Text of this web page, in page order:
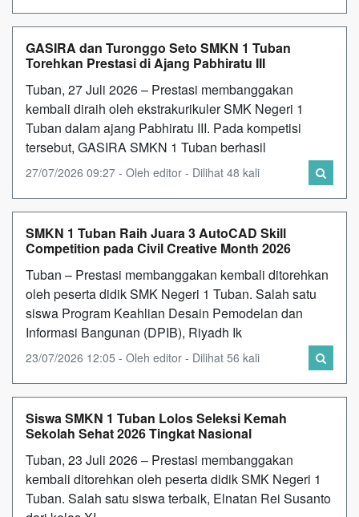
GASIRA dan Turonggo Seto SMKN 1 Tuban
Torehkan Prestasi di Ajang Pabhiratu III
Tuban, 27 Juli 2026 – Prestasi membanggakan
kembali diraih oleh ekstrakurikuler SMK Negeri 1
Tuban dalam ajang Pabhiratu III. Pada kompetisi
tersebut, GASIRA SMKN 1 Tuban berhasil
27/07/2026 09:27 - Oleh editor - Dilihat 48 kali
SMKN 1 Tuban Raih Juara 3 AutoCAD Skill
Competition pada Civil Creative Month 2026
Tuban – Prestasi membanggakan kembali ditorehkan
oleh peserta didik SMK Negeri 1 Tuban. Salah satu
siswa Program Keahlian Desain Pemodelan dan
Informasi Bangunan (DPIB), Riyadh Ik
23/07/2026 12:05 - Oleh editor - Dilihat 56 kali
Siswa SMKN 1 Tuban Lolos Seleksi Kemah
Sekolah Sehat 2026 Tingkat Nasional
Tuban, 23 Juli 2026 – Prestasi membanggakan
kembali ditorehkan oleh peserta didik SMK Negeri 1
Tuban. Salah satu siswa terbaik, Elnatan Rei Susanto